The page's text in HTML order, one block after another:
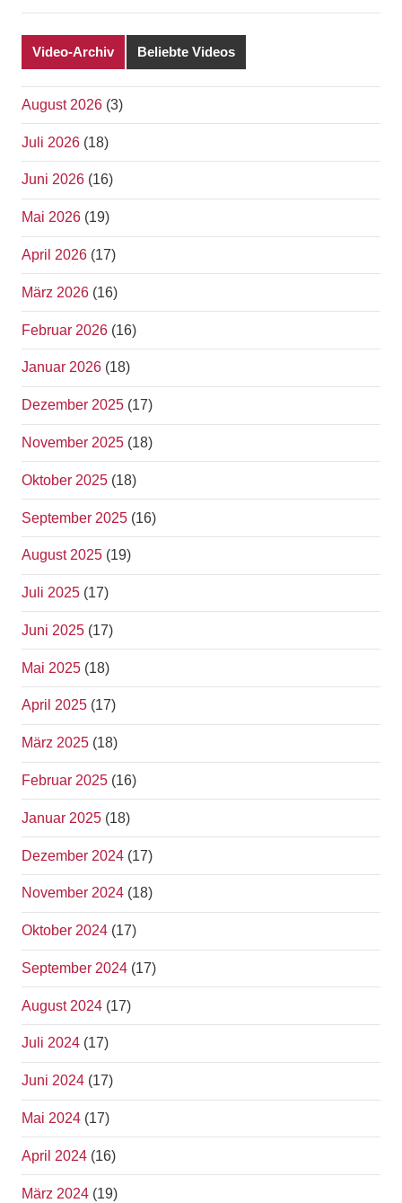
Video-Archiv Beliebte Videos
August 2026 (3)
Juli 2026 (18)
Juni 2026 (16)
Mai 2026 (19)
April 2026 (17)
März 2026 (16)
Februar 2026 (16)
Januar 2026 (18)
Dezember 2025 (17)
November 2025 (18)
Oktober 2025 (18)
September 2025 (16)
August 2025 (19)
Juli 2025 (17)
Juni 2025 (17)
Mai 2025 (18)
April 2025 (17)
März 2025 (18)
Februar 2025 (16)
Januar 2025 (18)
Dezember 2024 (17)
November 2024 (18)
Oktober 2024 (17)
September 2024 (17)
August 2024 (17)
Juli 2024 (17)
Juni 2024 (17)
Mai 2024 (17)
April 2024 (16)
März 2024 (19)